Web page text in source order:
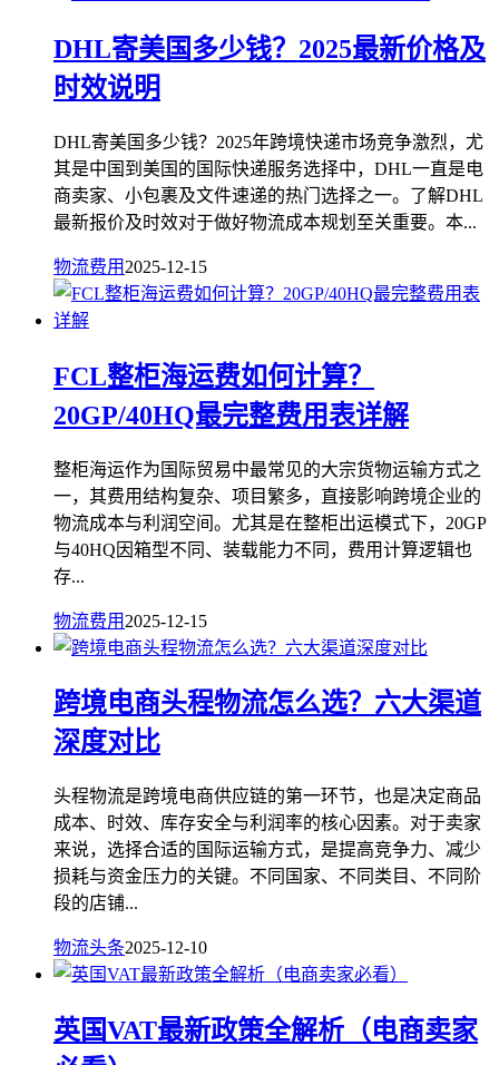
DHL寄美国多少钱？2025最新价格及
时效说明
DHL寄美国多少钱？2025年跨境快递市场竞争激烈，尤
其是中国到美国的国际快递服务选择中，DHL一直是电
商卖家、小包裹及文件速递的热门选择之一。了解DHL
最新报价及时效对于做好物流成本规划至关重要。本...
物流费用 2025-12-15
FCL整柜海运费如何计算？
20GP/40HQ最完整费用表详解
整柜海运作为国际贸易中最常见的大宗货物运输方式之
一，其费用结构复杂、项目繁多，直接影响跨境企业的
物流成本与利润空间。尤其是在整柜出运模式下，20GP
与40HQ因箱型不同、装载能力不同，费用计算逻辑也
存...
物流费用 2025-12-15
跨境电商头程物流怎么选？六大渠道
深度对比
头程物流是跨境电商供应链的第一环节，也是决定商品
成本、时效、库存安全与利润率的核心因素。对于卖家
来说，选择合适的国际运输方式，是提高竞争力、减少
损耗与资金压力的关键。不同国家、不同类目、不同阶
段的店铺...
物流头条2025-12-10
英国VAT最新政策全解析（电商卖家